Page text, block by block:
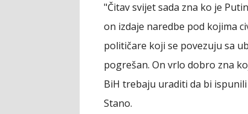
"Čitav svijet sada zna ko je
on izdaje naredbe pod kojima
političare koji se povezuju sa
pogrešan. On vrlo dobro zna
BiH trebaju uraditi da bi
Stano.